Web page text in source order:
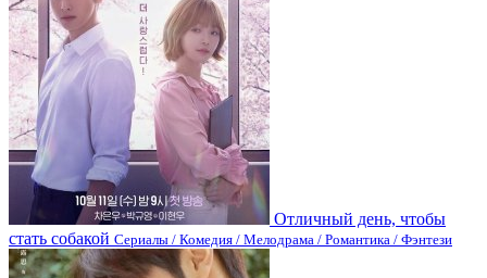
Отличный день, чтобы
стать собакой Сериалы / Комедия / Мелодрама / Романтика / Фэнтези